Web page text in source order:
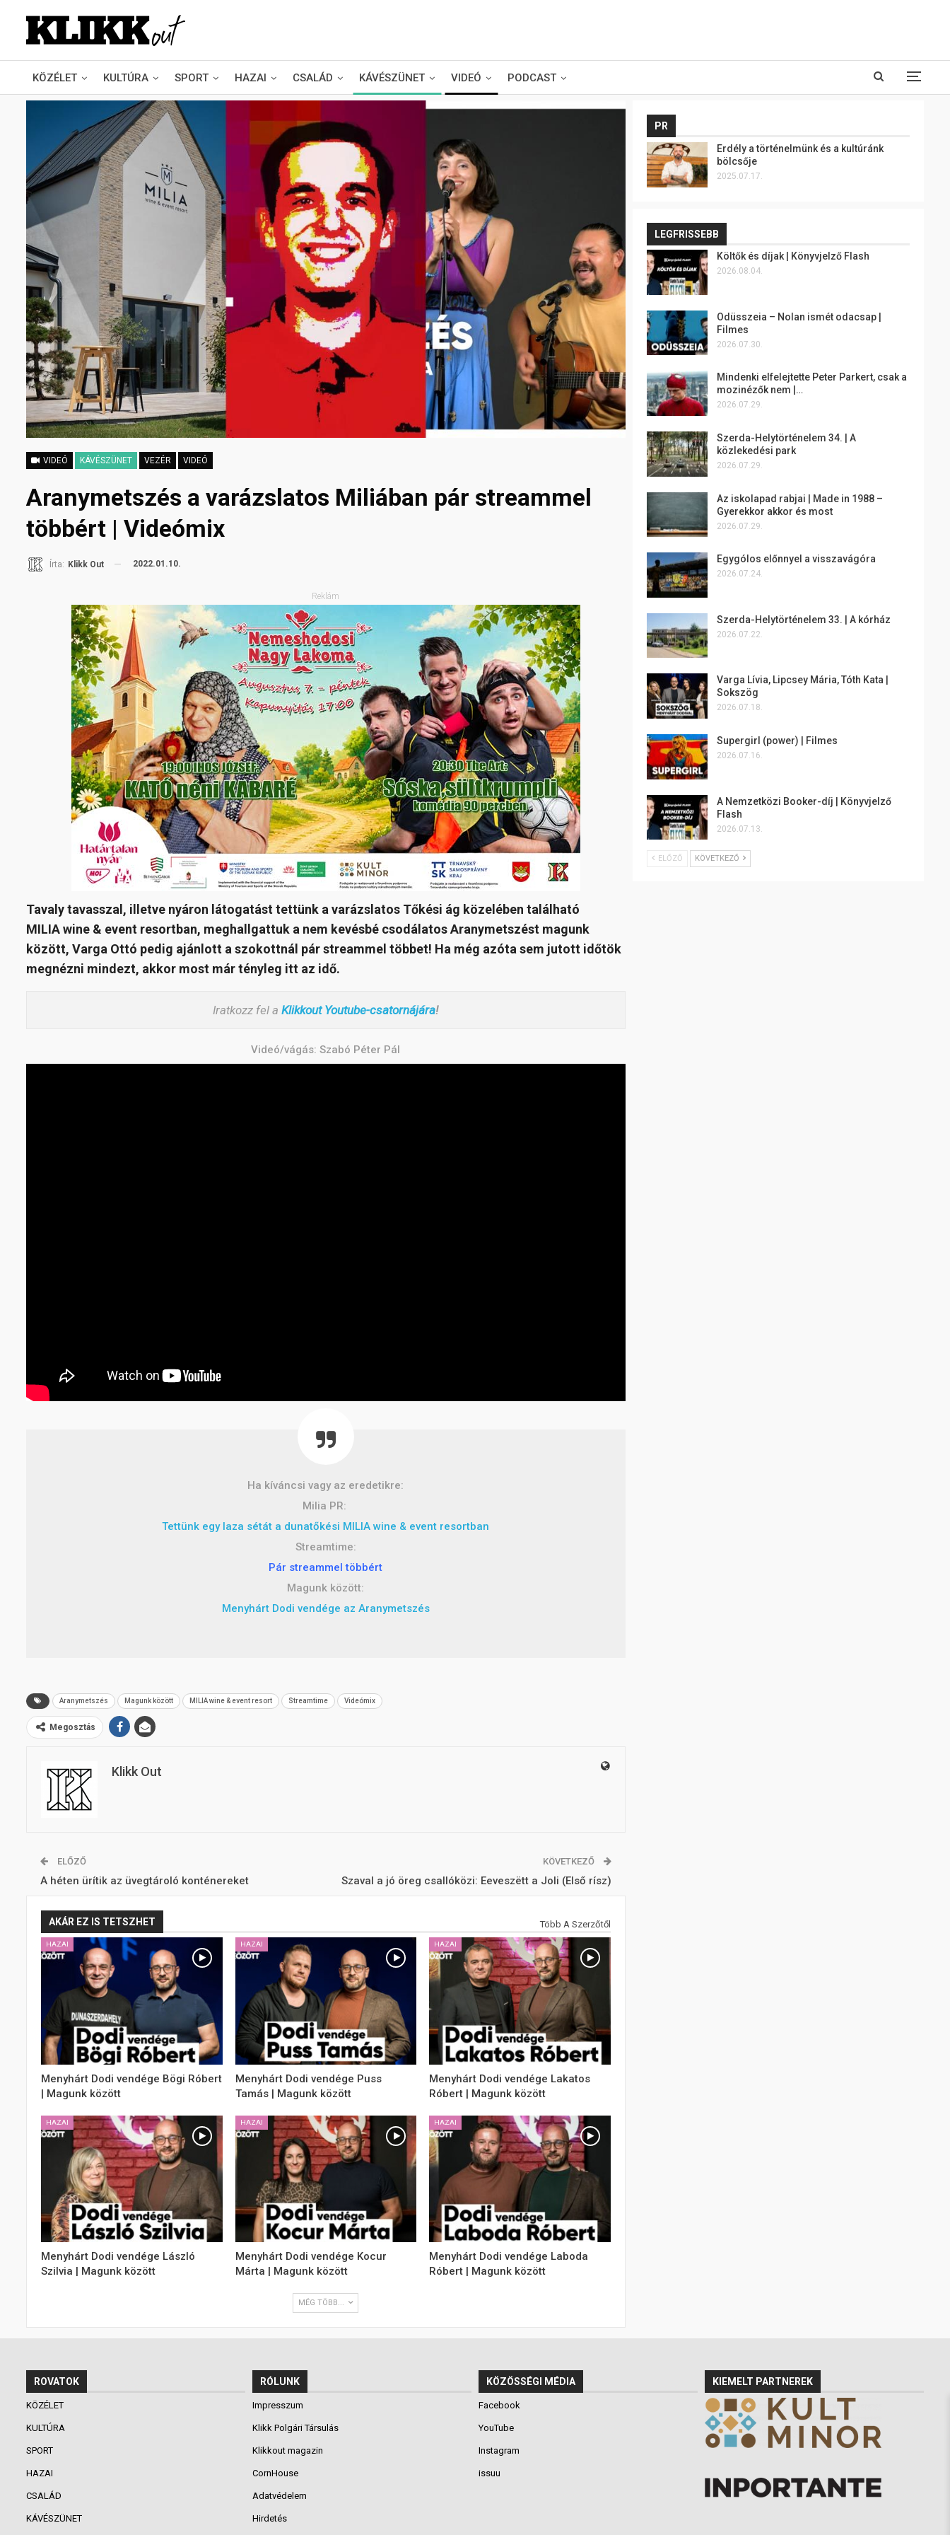
KÖZÉLET KULTÚRA SPORT HAZAI CSALÁD KÁVÉSZÜNET VIDEÓ PODCAST
VIDEÓ KÁVÉSZÜNET VEZÉR VIDEÓ
Aranymetszés a varázslatos Miliában pár streammel
többért | Videómix
Írta: Klikk Out 2022.01.10.
Reklám
Tavaly tavasszal, illetve nyáron látogatást tettünk a varázslatos Tőkési ág közelében található
MILIAwine & event resortban, meghallgattuk a nem kevésbé csodálatos Aranymetszést magunk
között, Varga Ottó pedig ajánlott a szokottnál pár streammel többet! Ha még azóta sem jutott időtök
megnézni mindezt, akkor most már tényleg itt az idő.
Iratkozz fel aKlikkout Youtube-csatornájára!
Videó/vágás: Szabó Péter Pál
Ha kíváncsi vagy az eredetikre:
Milia PR:
Tettünk egy laza sétát a dunatőkési MILIA wine & event resortban
Streamtime:
Pár streammel többért
Magunk között:
Menyhárt Dodi vendége az Aranymetszés
Aranymetszés Magunk között MILIA wine & event resort Streamtime Videómix
Megosztás
Klikk Out
ELŐZŐ
A héten ürítik az üvegtároló konténereket
KÖVETKEZŐ
Szaval a jó öreg csallóközi: Eeveszëtt a Joli (Első rísz)
AKÁR EZ IS TETSZHET Több A Szerzőtől
HAZAI
Menyhárt Dodi vendége Bögi Róbert
| Magunk között
HAZAI
Menyhárt Dodi vendége Puss
Tamás | Magunk között
HAZAI
Menyhárt Dodi vendége Lakatos
Róbert | Magunk között
HAZAI
Menyhárt Dodi vendége László
Szilvia | Magunk között
HAZAI
Menyhárt Dodi vendége Kocur
Márta | Magunk között
HAZAI
Menyhárt Dodi vendége Laboda
Róbert | Magunk között
MÉG TÖBB...
PR
Erdély a történelmünk és a kultúránk
bölcsője
2025.07.17.
LEGFRISSEBB
Költők és díjak | Könyvjelző Flash
2026.08.04.
Odüsszeia – Nolan ismét odacsap |
Filmes
2026.07.30.
Mindenki elfelejtette Peter Parkert, csak a
mozinézők nem |…
2026.07.29.
Szerda-Helytörténelem 34. | A
közlekedési park
2026.07.29.
Az iskolapad rabjai | Made in 1988 –
Gyerekkor akkor és most
2026.07.29.
Egygólos előnnyel a visszavágóra
2026.07.24.
Szerda-Helytörténelem 33. | A kórház
2026.07.22.
Varga Lívia, Lipcsey Mária, Tóth Kata |
Sokszög
2026.07.18.
Supergirl (power) | Filmes
2026.07.16.
A Nemzetközi Booker-díj | Könyvjelző
Flash
2026.07.13.
ELŐZŐ KÖVETKEZŐ
ROVATOK
KÖZÉLET
KULTÚRA
SPORT
HAZAI
CSALÁD
KÁVÉSZÜNET
RÓLUNK
Impresszum
Klikk Polgári Társulás
Klikkout magazin
CornHouse
Adatvédelem
Hirdetés
KÖZÖSSÉGI MÉDIA
Facebook
YouTube
Instagram
issuu
KIEMELT PARTNEREK